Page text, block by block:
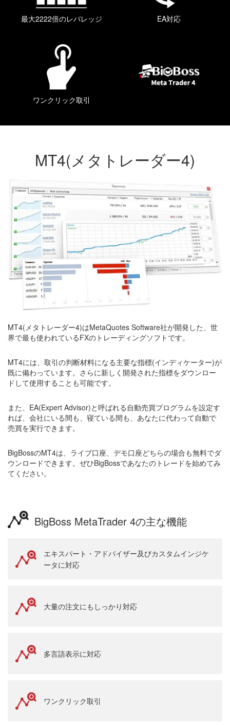
最大2222倍のレバレッジ EA対応
ワンクリック取引
MT4(メタトレーダー4)
MT4(メタトレーダー4)はMetaQuotes Software社が開発した、世
界で最も使われているFXのトレーディングソフトです。
MT4には、取引の判断材料になる主要な指標(インディケーター)が
既に備わっています。さらに新しく開発された指標をダウンロー
ドして使用することも可能です。
また、EA(Expert Advisor)と呼ばれる自動売買プログラムを設定す
れば、会社にいる間も、寝ている間も、あなたに代わって自動で
売買を実行できます。
BigBossのMT4は、ライブ口座、デモ口座どちらの場合も無料でダ
ウンロードできます。ぜひBigBossであなたのトレードを始めてみ
てください。
BigBoss MetaTrader 4の主な機能
エキスパート・アドバイザー及びカスタムインジケ
ータに対応
大量の注文にもしっかり対応
多言語表示に対応
ワンクリック取引